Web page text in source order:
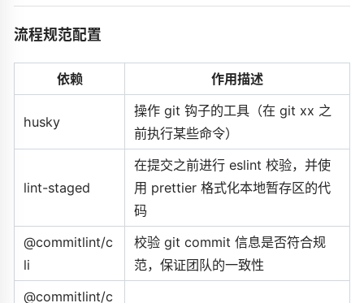
流程规范配置
依赖 作用描述
husky
操作 git 钩子的工具（在 git xx 之
前执行某些命令）
lint-staged
在提交之前进行 eslint 校验，并使
用 prettier 格式化本地暂存区的代
码
@commitlint/c
li
校验 git commit 信息是否符合规
范，保证团队的一致性
@commitlint/c